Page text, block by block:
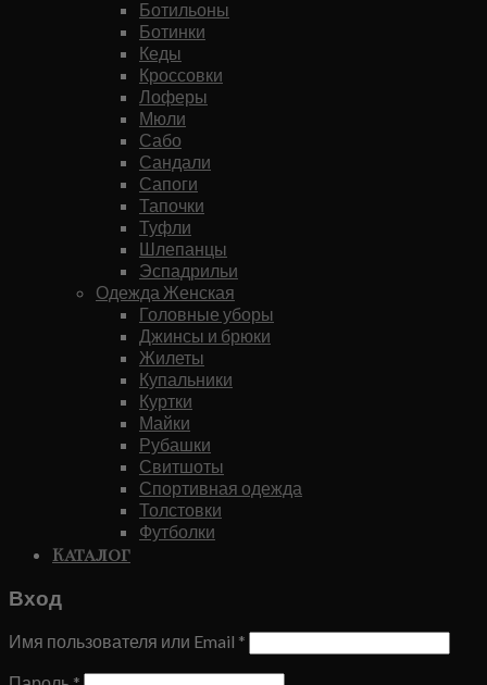
Ботильоны
Ботинки
Кеды
Кроссовки
Лоферы
Мюли
Сабо
Сандали
Сапоги
Тапочки
Туфли
Шлепанцы
Эспадрильи
Одежда Женская
Головные уборы
Джинсы и брюки
Жилеты
Купальники
Куртки
Майки
Рубашки
Свитшоты
Спортивная одежда
Толстовки
Футболки
Каталог
Вход
Имя пользователя или Email *